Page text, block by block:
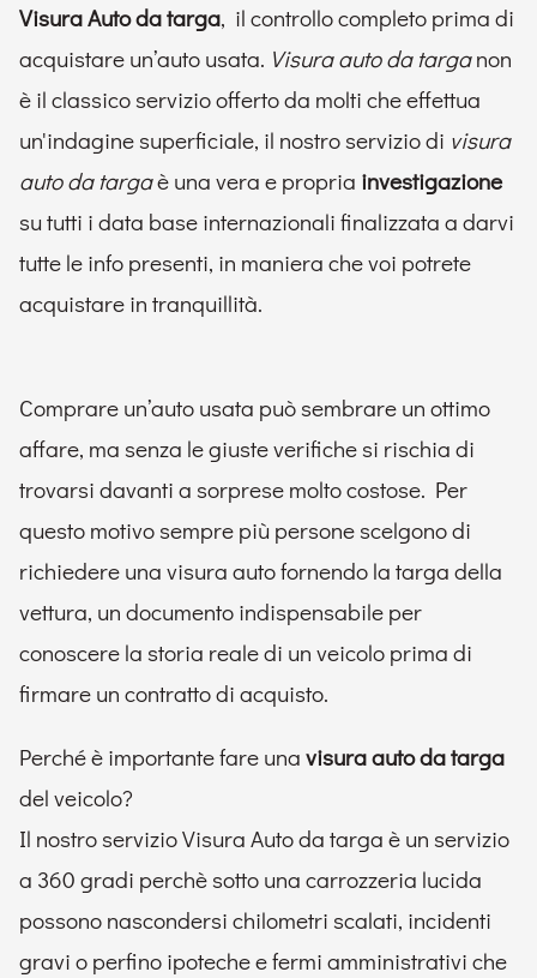
Visura Auto da targa, il controllo completo prima di
acquistare un’auto usata. Visura auto da targanon
è il classico servizio offerto da molti che effettua
un'indagine superficiale, il nostro servizio di visura
auto da targaè una vera e propria investigazione
su tutti i data base internazionali finalizzata a darvi
tutte le info presenti, in maniera che voi potrete
acquistare in tranquillità.
Comprare un’auto usata può sembrare un ottimo
affare, ma senza le giuste verifiche si rischia di
trovarsi davanti a sorprese molto costose. Per
questo motivo sempre più persone scelgono di
richiedere una visura auto fornendo la targa della
vettura, un documento indispensabile per
conoscere la storia reale di un veicolo prima di
firmare un contratto di acquisto.
Perché è importante fare una visura auto da targa
del veicolo?
Il nostro servizio Visura Auto da targa è un servizio
a 360 gradi perchè sotto una carrozzeria lucida
possono nascondersi chilometri scalati, incidenti
gravi o perfino ipoteche e fermi amministrativi che